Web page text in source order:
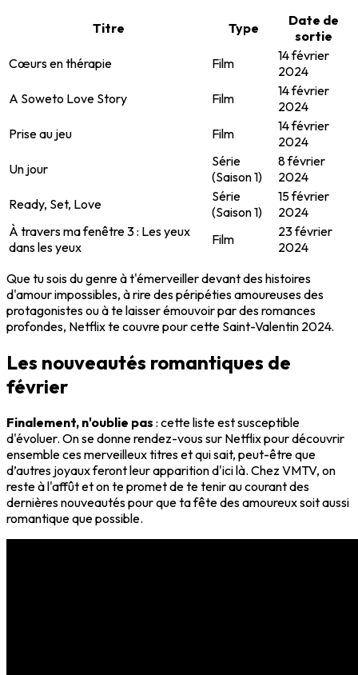
Titre Type
Date de
sortie
Cœurs en thérapie
Film
14 février
2024
A Soweto Love Story
Film
14 février
2024
Prise au jeu
Film
14 février
2024
Un jour
Série
(Saison 1)
8 février
2024
Ready, Set, Love
Série
(Saison 1)
15 février
2024
À travers ma fenêtre 3 : Les yeux
dans les yeux
Film
23 février
2024
Que tu sois du genre à t'émerveiller devant des histoires
d'amour impossibles, à rire des péripéties amoureuses des
protagonistes ou à te laisser émouvoir par des romances
profondes, Netflix te couvre pour cette Saint-Valentin 2024.
Les nouveautés romantiques de
février
Finalement, n'oublie pas : cette liste est susceptible
d'évoluer. On se donne rendez-vous sur Netflix pour découvrir
ensemble ces merveilleux titres et qui sait, peut-être que
d’autres joyaux feront leur apparition d'ici là. Chez VMTV, on
reste à l'affût et on te promet de te tenir au courant des
dernières nouveautés pour que ta fête des amoureux soit aussi
romantique que possible.